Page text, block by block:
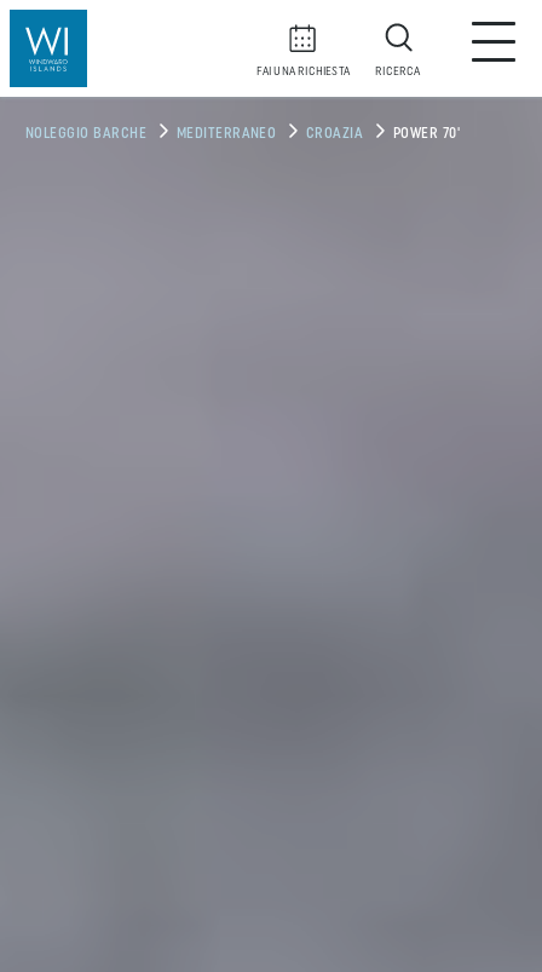
FAI UNA RICHIESTA RICERCA
NOLEGGIO BARCHE MEDITERRANEO CROAZIA POWER 70'